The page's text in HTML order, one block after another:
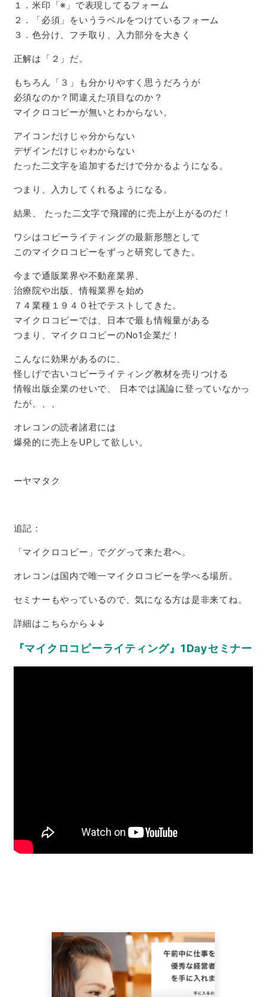
１．米印「※」で表現してるフォーム
２．「必須」をいうラベルをつけているフォーム
３．色分け、フチ取り、入力部分を大きく
正解は「２」だ。
もちろん「３」も分かりやすく思うだろうが
必須なのか？間違えた項目なのか？
マイクロコピーが無いとわからない。
アイコンだけじゃ分からない
デザインだけじゃわからない
たった二文字を追加するだけで分かるようになる。
つまり、入力してくれるようになる。
結果、 たった二文字で飛躍的に売上が上がるのだ！
ワシはコピーライティングの最新形態として
このマイクロコピーをずっと研究してきた。
今まで通販業界や不動産業界、
治療院や出版、情報業界を始め
７４業種１９４０社でテストしてきた。
マイクロコピーでは、日本で最も情報量がある
つまり、マイクロコピーのNo1企業だ！
こんなに効果があるのに、
怪しげで古いコピーライティング教材を売りつける
情報出版企業のせいで、
日本では議論に登っていなかっ
たが、、、
オレコンの読者諸君には
爆発的に売上をUPして欲しい。
ーヤマタク
追記：
「マイクロコピー」でググって来た君へ。
オレコンは国内で唯一マイクロコピーを学べる場所。
セミナーもやっているので、気になる方は是非来てね。
詳細はこちらから↓↓
『マイクロコピーライティング』1Dayセミナー